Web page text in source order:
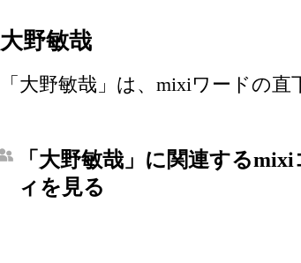
大野敏哉
「大野敏哉」は、mixiワードの直
「大野敏哉」に関連する
ィを見る